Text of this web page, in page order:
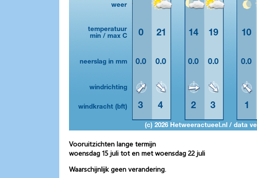
Vooruitzichten lange termijn
woensdag 15 juli tot en met woensdag 22 juli
Waarschijnlijk geen verandering.